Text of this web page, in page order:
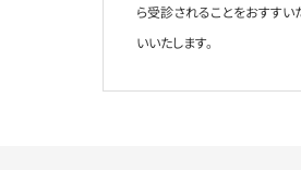
ら受診されることをおすすい
いいたします。